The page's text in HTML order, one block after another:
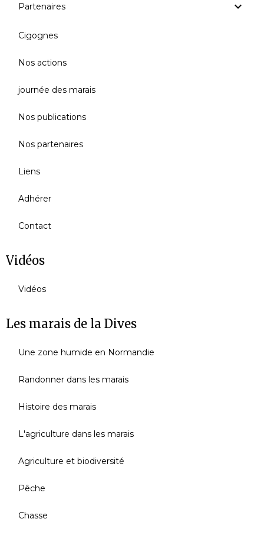
Partenaires
Cigognes
Nos actions
journée des marais
Nos publications
Nos partenaires
Liens
Adhérer
Contact
Vidéos
Vidéos
Les marais de la Dives
Une zone humide en Normandie
Randonner dans les marais
Histoire des marais
L'agriculture dans les marais
Agriculture et biodiversité
Pêche
Chasse